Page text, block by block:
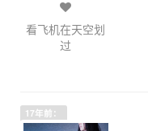
看飞机在天空划
过
17年前：